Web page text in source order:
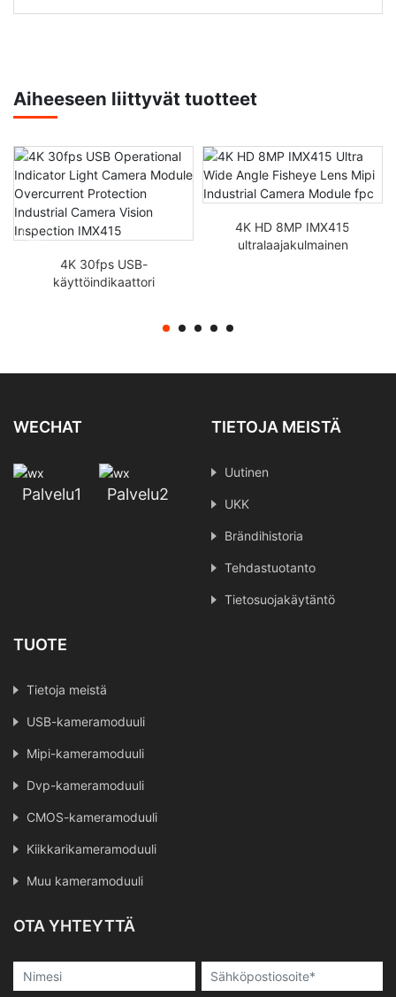
Aiheeseen liittyvät tuotteet
4K 30fps USB-
käyttöindikaattori
4K HD 8MP IMX415
ultralaajakulmainen
WECHAT
Palvelu1 Palvelu2
TIETOJA MEISTÄ
Uutinen
UKK
Brändihistoria
Tehdastuotanto
Tietosuojakäytäntö
TUOTE
Tietoja meistä
USB-kameramoduuli
Mipi-kameramoduuli
Dvp-kameramoduuli
CMOS-kameramoduuli
Kiikkarikameramoduuli
Muu kameramoduuli
OTA YHTEYTTÄ